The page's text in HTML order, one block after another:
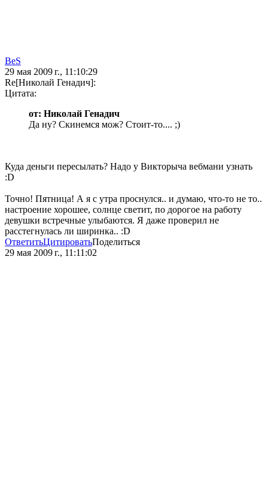
BeS
29 мая 2009 г., 11:10:29
Re[Николай Генадич]:
Цитата:
от: Николай Генадич
Да ну? Скинемся мож? Стоит-то.... ;)
Куда деньги пересылать? Надо у Викторыча вебмани узнать
:D
Точно! Пятница! А я с утра проснулся.. и думаю, что-то не то..
настроение хорошее, солнце светит, по дорогое на работу
девушки встречные улыбаются. Я даже проверил не
расстегнулась ли ширинка.. :D
ОтветитьЦитироватьПоделиться
29 мая 2009 г., 11:11:02